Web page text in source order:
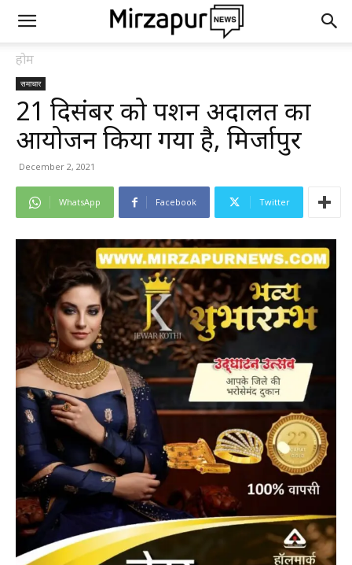
होम
समाचार
21 दिसंबर को पेंशन अदालत का
आयोजन किया गया है, मिर्जापुर
December 2, 2021
WhatsApp Facebook Twitter